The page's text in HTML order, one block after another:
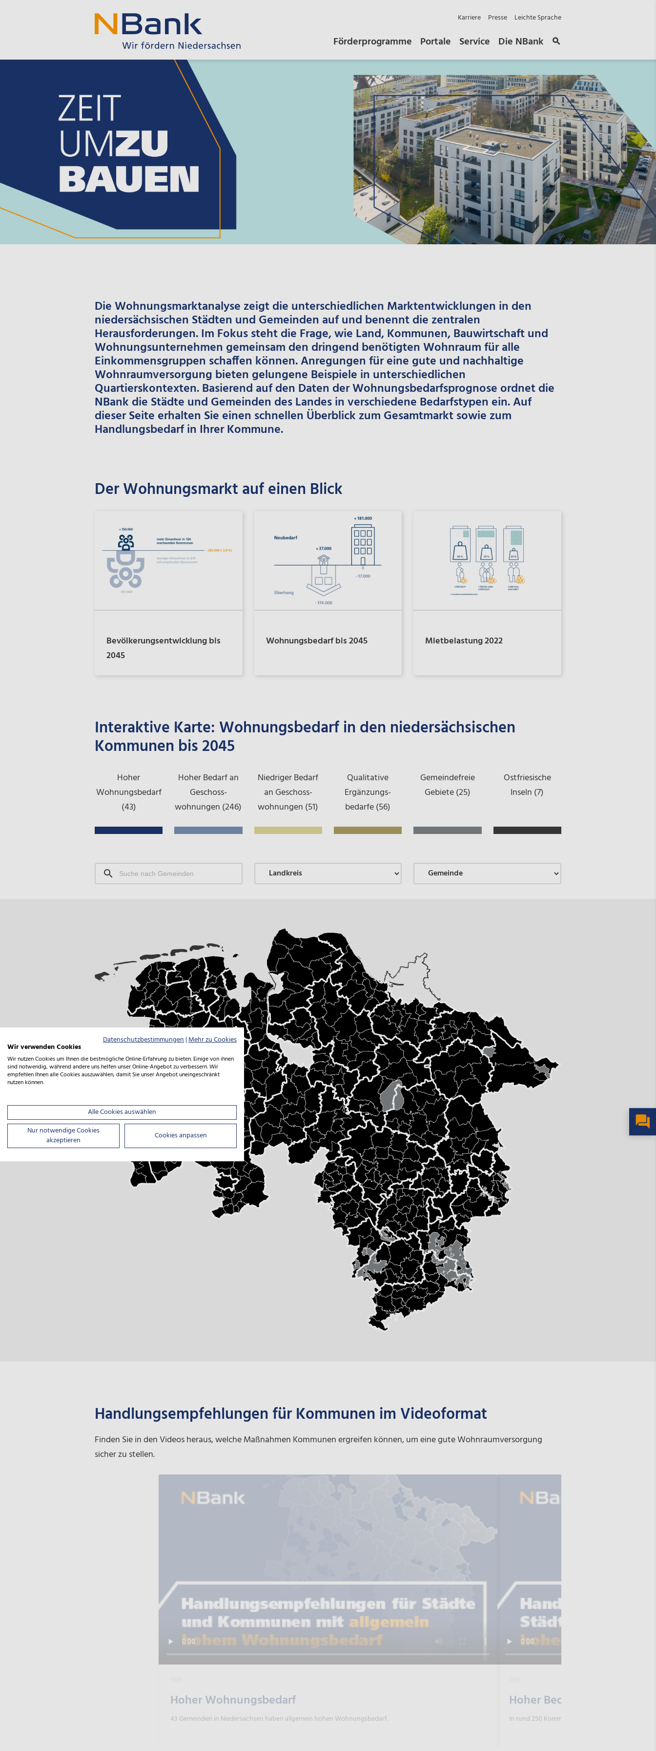
Karriere Presse Leichte Sprache
Förderprogramme Portale Service Die NBank
Die Wohnungsmarktanalyse zeigt die unterschiedlichen Marktentwicklungen in den
niedersächsischen Städten und Gemeinden auf und benennt die zentralen
Herausforderungen. Im Fokus steht die Frage, wie Land, Kommunen, Bauwirtschaft und
Wohnungsunternehmen gemeinsam den dringend benötigten Wohnraum für alle
Einkommensgruppen schaffen können. Anregungen für eine gute und nachhaltige
Wohnraumversorgung bieten gelungene Beispiele in unterschiedlichen
Quartierskontexten. Basierend auf den Daten der Wohnungsbedarfsprognose ordnet die
NBank die Städte und Gemeinden des Landes in verschiedene Bedarfstypen ein. Auf
dieser Seite erhalten Sie einen schnellen Überblick zum Gesamtmarkt sowie zum
Handlungsbedarf in Ihrer Kommune.
Der Wohnungsmarkt auf einen Blick
Bevölkerungsentwicklung bis
2045
Wohnungsbedarf bis 2045 Mietbelastung2022
Interaktive Karte: Wohnungsbedarf in den niedersächsischen
Kommunen bis 2045
Hoher
Wohnungs­bedarf
(43)
Hoher Bedarf an
Geschoss­
wohnungen (246)
Niedriger Bedarf
an Geschoss­
wohnungen (51)
Qualitative
Ergänzungs­
bedarfe (56)
Gemeindefreie
Gebiete (25)
Ostfriesische
Inseln (7)
Suche
nach
Gemeinden
Handlungsempfehlungen für Kommunen im Videoformat
Finden Sie in den Videos heraus, welche Maßnahmen Kommunen ergreifen können, um eine gute Wohnraumversorgung
sicher zu stellen.
Hoher Wohnungsbedarf
43 Gemeinden in Niedersachsen haben allgemein hohen Wohnungsbedarf.
Hoher Bedarf an
In rund 250 Kommunen fehlt es an
Datenschutzbestimmungen|Mehr zu Cookies
Wir verwenden Cookies
Wir nutzen Cookies um Ihnen die bestmögliche Online-Erfahrung zu bieten. Einige von ihnen
sind notwendig, während andere uns helfen unser Online-Angebot zu verbessern. Wir
empfehlen Ihnen alle Cookies auszuwählen, damit Sie unser Angebot uneingeschränkt
nutzen können.
Alle Cookies auswählen
Nur notwendige Cookies
akzeptieren
Cookies anpassen